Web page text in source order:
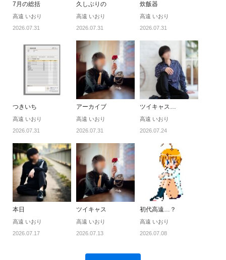
7月の総括
高遠 いおり
2026.07.31
久しぶりの
高遠 いおり
2026.07.31
炊飯器
高遠 いおり
2026.07.31
つきいち
高遠 いおり
2026.07.31
アーカイブ
高遠 いおり
2026.07.31
ツイキャス…
高遠 いおり
2026.07.24
本日
高遠 いおり
2026.07.17
ツイキャス
高遠 いおり
2026.07.13
初代高遠…？
高遠 いおり
2026.07.08